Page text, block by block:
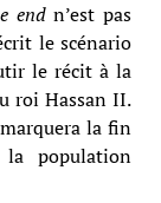
endn’est pas
le scénario
le récit à la
roi Hassan II.
la fin
population